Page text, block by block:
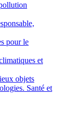
pour le
et
objets
Santé et